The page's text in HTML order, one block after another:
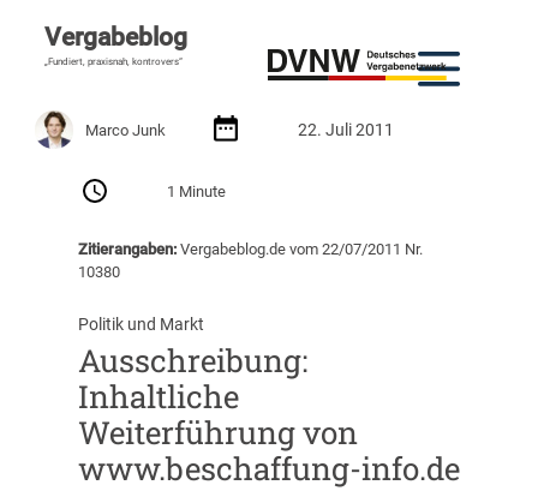
Vergabeblog
„Fundiert, praxisnah, kontrovers“
Marco Junk 22. Juli 2011
1 Minute
Zitierangaben:Vergabeblog.de vom 22/07/2011 Nr.
10380
Politik und Markt
Ausschreibung:
Inhaltliche
Weiterführung von
www.beschaffung-info.de